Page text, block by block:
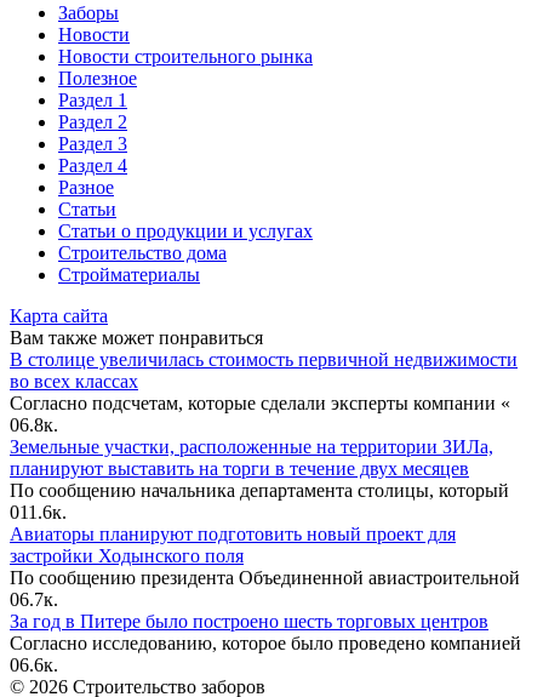
Заборы
Новости
Новости строительного рынка
Полезное
Раздел 1
Раздел 2
Раздел 3
Раздел 4
Разное
Статьи
Статьи o продукции и услугах
Строительство дома
Стройматериалы
Карта сайта
Вам также может понравиться
В столице увеличилась стоимость первичной недвижимости
во всех классах
Согласно подсчетам, которые сделали эксперты компании «
06.8к.
Земельные участки, расположенные на территории ЗИЛа,
планируют выставить на торги в течение двух месяцев
По сообщению начальника департамента столицы, который
011.6к.
Авиаторы планируют подготовить новый проект для
застройки Ходынского поля
По сообщению президента Объединенной авиастроительной
06.7к.
За год в Питере было построено шесть торговых центров
Согласно исследованию, которое было проведено компанией
06.6к.
© 2026 Строительство заборов